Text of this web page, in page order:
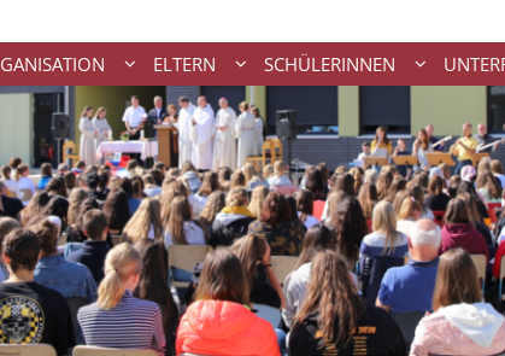
ELTERN SCHÜLERINNEN